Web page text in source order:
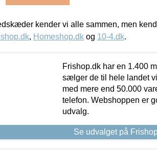
kender vi alle sammen, men
, Homeshop.dk og 10-4.dk.
Frishop.dk har en 1.400
sælger de til hele landet
med mere end 50.000
telefon. Webshoppen er
udvalg.
Se udvalget på